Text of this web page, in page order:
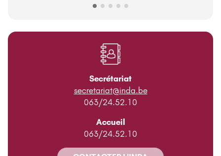
Secrétariat
secretariat@inda.be
063/24.52.10
Accueil
063/24.52.10